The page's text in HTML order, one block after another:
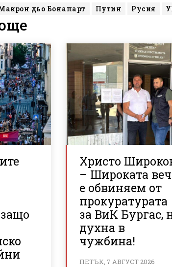
дьо Бонапарт Путин Русия
Христо
– Широката
е обвиняем от
прокуратурата
за ВиК Бургас,
духна в
чужбина!
ПЕТЪК, 7 АВГУСТ 2026